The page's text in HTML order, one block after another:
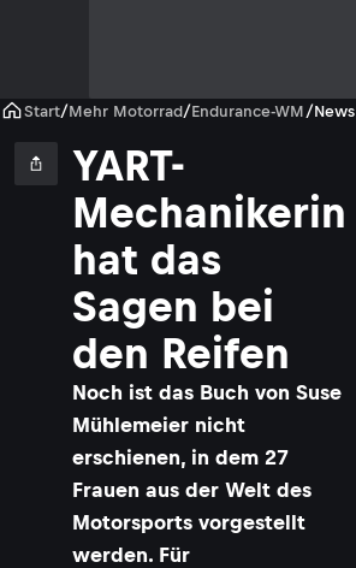
Start/Mehr Motorrad/Endurance-WM /News
YART-
Mechanikerin
hat das
Sagen bei
den Reifen
Noch ist das Buch von Suse
Mühlemeier nicht
erschienen, in dem 27
Frauen aus der Welt des
Motorsports vorgestellt
werden. Für